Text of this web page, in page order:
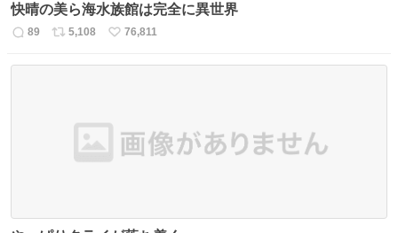
快晴の美ら海水族館は完全に異世界
返
89
リ
5,108
い
76,811